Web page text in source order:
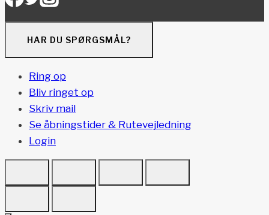
HAR DU SPØRGSMÅL?
Ring op
Bliv ringet op
Skriv mail
Se åbningstider & Rutevejledning
Login